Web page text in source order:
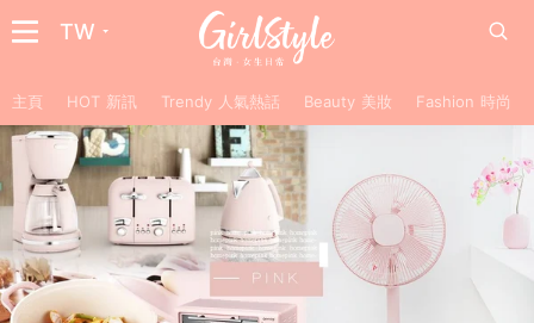
TW
主頁 HOT 新訊 Trendy 人氣熱話 Beauty 美妝 Fashion 時尚